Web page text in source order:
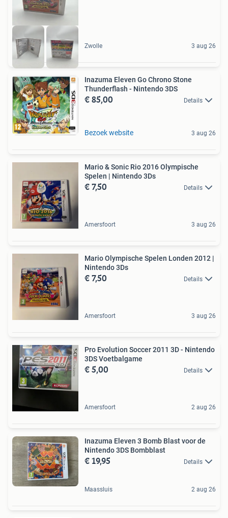
Zwolle 3 aug 26
Inazuma Eleven Go Chrono Stone
Thunderflash - Nintendo 3DS
€ 85,00 Details
Bezoek website 3 aug 26
Mario & Sonic Rio 2016 Olympische
Spelen | Nintendo 3Ds
€ 7,50 Details
Amersfoort 3 aug 26
Mario Olympische Spelen Londen 2012 |
Nintendo 3Ds
€ 7,50 Details
Amersfoort 3 aug 26
Pro Evolution Soccer 2011 3D - Nintendo
3DS Voetbalgame
€ 5,00 Details
Amersfoort 2 aug 26
Inazuma Eleven 3 Bomb Blast voor de
Nintendo 3DS Bombblast
€ 19,95 Details
Maassluis 2 aug 26